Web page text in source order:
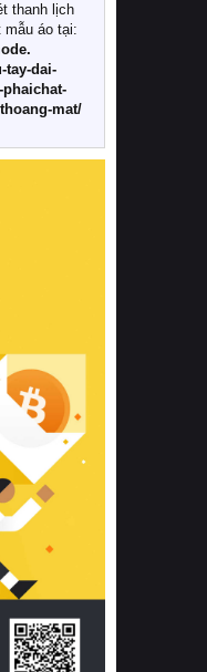
thông
gối đệm
xuất
lọc nguyên
dệt
hóa chất
rệt sự khác
nâng đỡ
các dòng
lượng quốc
trạng kích
điều kiện
tìm hiểu
học về tác
trường
con
(External
hơn.
chọn
phòng
gối đệm
mỹ lẫn
cần cân
quan trọng
thanh lịch
áo tại:
tay-dai-
mat/